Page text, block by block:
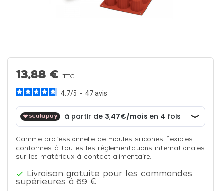
13,88 €TTC
4.7/5 - 47avis
Gamme professionnelle de moules silicones flexibles
conformes à toutes les réglementations internationales
sur les matériaux à contact alimentaire.
 Livraison gratuite pour les commandes
supérieures à 69 €